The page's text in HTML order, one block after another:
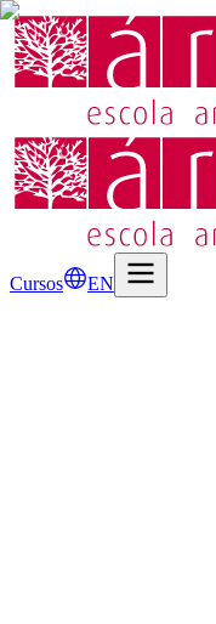
Cursos EN